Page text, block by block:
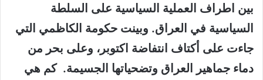
بين اطراف العملية السياسية على السلطة
السياسية في العراق. وبينت حكومة الكاظمي التي
جاءت على أكتاف انتفاضة اكتوبر، وعلى بحر من
دماء جماهير العراق وتضحياتها الجسيمة. كم هي